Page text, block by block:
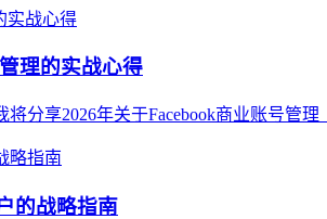
理的实战心得
将分享2026年关于Facebook商业账号
的战略指南